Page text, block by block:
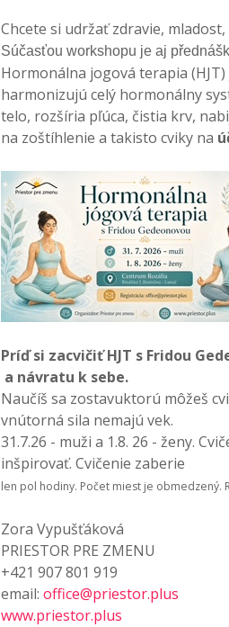
Chcete si udržať zdravie,
Súčasťou workshopu je aj
Hormonálna jogová terapia
harmonizujú celý hormonálny
telo, rozšíria pľúca, čistia krv,
na zoštíhlenie a takisto cviky na
Príď si zacvičiť HJT s Fridou
a návratu k sebe.
Naučíš sa zostavuktorú môžeš
vnútorná sila nemajú vek.
31.7.26 - muži a 1.8. 26 - ženy.
inšpirovať. Cvičenie zaberie
len pol hodiny. Počet miest je obmedzený.
Zora Vypušťáková
PRIESTOR PRE ZMENU
+421 907 801 919
email: office@priestor.plus
www.priestor.plus